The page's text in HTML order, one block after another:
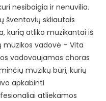
nesibaigia ir nenuvilia.
šventovių skliautais
kurią atliko muzikantai iš
muzikos vadovė – Vita
vadovaujamas choras
muzikų būrį, kurių
apkabinti
atliekamos